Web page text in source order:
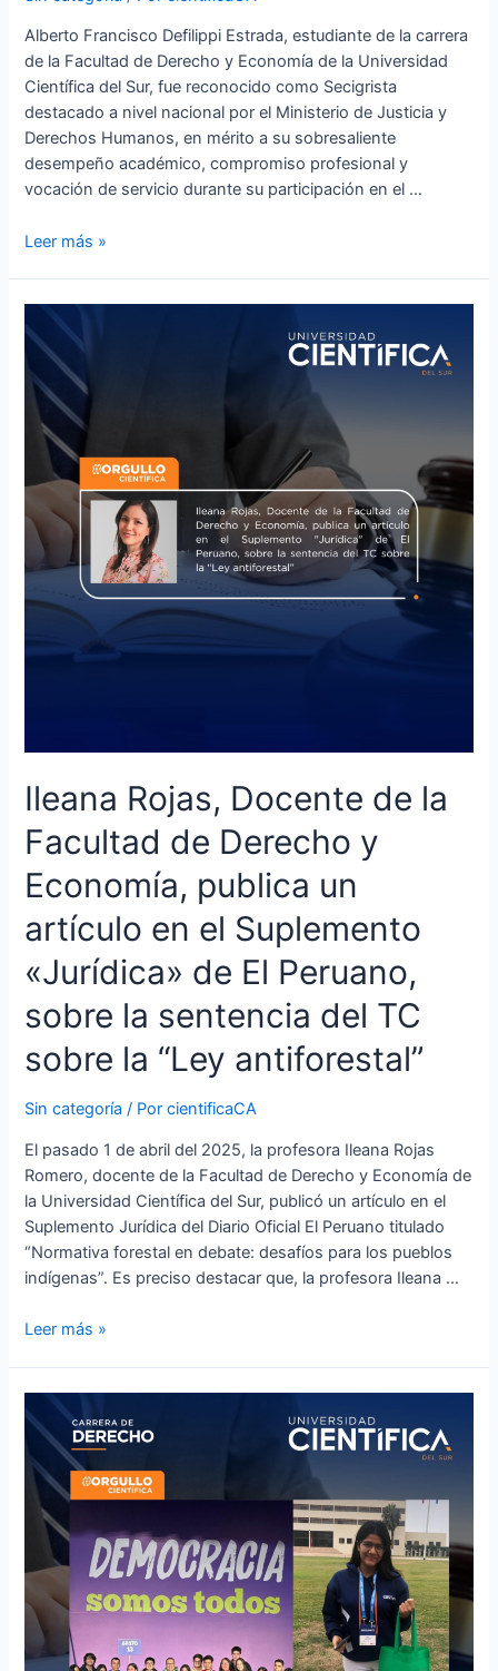
Alberto Francisco Defilippi Estrada, estudiante de la carrera
de la Facultad de Derecho y Economía de la Universidad
Científica del Sur, fue reconocido como Secigrista
destacado a nivel nacional por el Ministerio de Justicia y
Derechos Humanos, en mérito a su sobresaliente
desempeño académico, compromiso profesional y
vocación de servicio durante su participación en el …
Leer más »
Ileana Rojas, Docente de la
Facultad de Derecho y
Economía, publica un
artículo en el Suplemento
«Jurídica» de El Peruano,
sobre la sentencia del TC
sobre la “Ley antiforestal”
Sin categoría / PorcientificaCA
El pasado 1 de abril del 2025, la profesora Ileana Rojas
Romero, docente de la Facultad de Derecho y Economía de
la Universidad Científica del Sur, publicó un artículo en el
Suplemento Jurídica del Diario Oficial El Peruano titulado
“Normativa forestal en debate: desafíos para los pueblos
indígenas”. Es preciso destacar que, la profesora Ileana …
Ileana
Rojas,
Docente
de
Facultad
Derecho
y
Economía,
publica
un
artículo
en
de
Peruano,
sobre
la
sentencia
del
TC
sobre
la
“Ley
antiforestal”
Leer más »
Aprill
Rodriguez
–
estudiante
de
Derecho
Científica
–
integró
grupo